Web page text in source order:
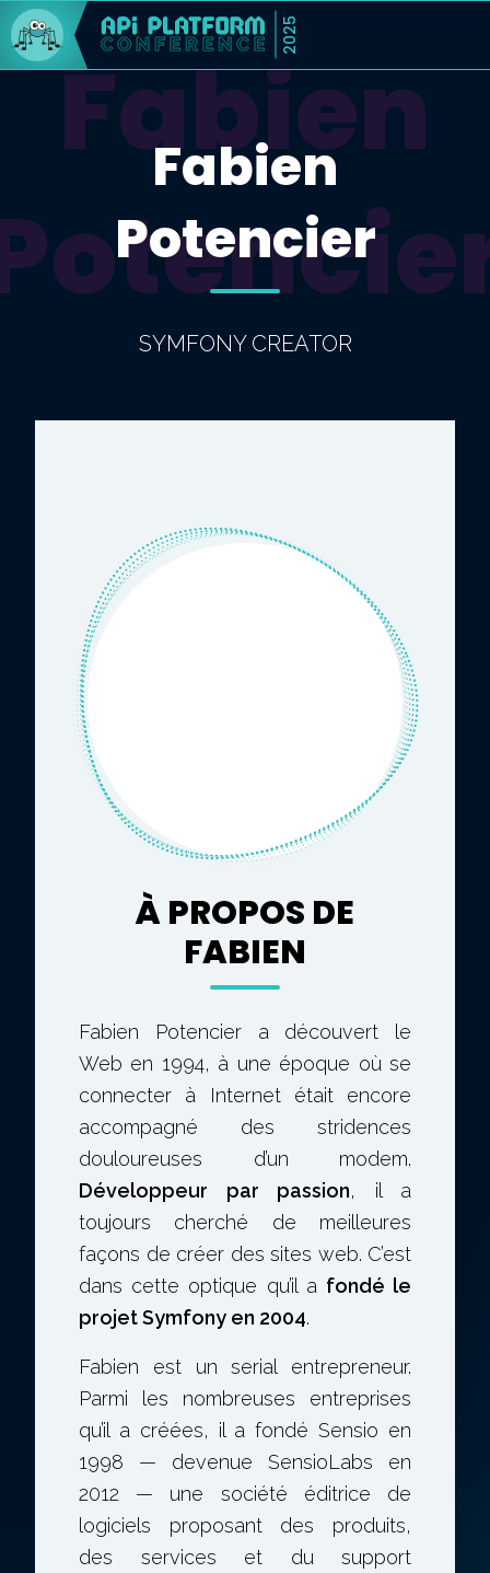
2025
Fabien
Fabien
Potencier
SYMFONY CREATOR
À PROPOS DE
FABIEN
Fabien Potencier a découvert le
Web en 1994, à une époque où se
connecter à Internet était encore
accompagné des stridences
douloureuses d’un modem.
Développeur par passion, il a
toujours cherché de meilleures
façons de créer des sites web. C’est
dans cette optique qu’il a fondé le
projet Symfony en 2004.
Fabien est un serial entrepreneur.
Parmi les nombreuses entreprises
qu’il a créées, il a fondé Sensio en
1998 — devenue SensioLabs en
2012 — une société éditrice de
logiciels proposant des produits,
des services et du support